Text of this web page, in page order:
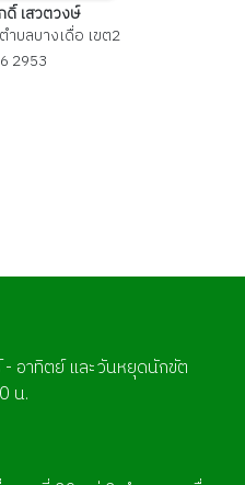
เสวตวงษ์
ำบลบางเดื่อ เขต2
2953
อาทิตย์ และวันหยุดนักขัต
น.